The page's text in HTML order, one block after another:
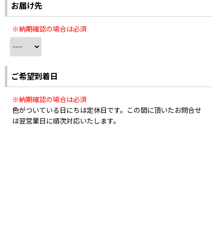
お届け先
※納期確認の場合は必須
ご希望到着日
※納期確認の場合は必須
色がついている日にちは定休日です。この間に頂いたお問合せ
は翌営業日に順次対応いたします。